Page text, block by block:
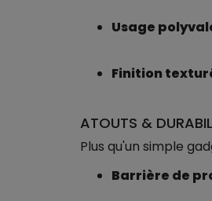
Usage
Finition
ATOUTS &
Plus qu'un simple
Barrière de